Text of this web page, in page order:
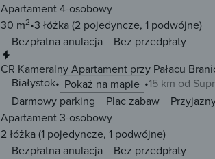
Apartament 4-osobowy
30 m2 3 łóżka(2 pojedyncze, 1 podwójne)
Bezpłatna anulacja
Bez przedpłaty
CR Kameralny Apartament przy Pałacu
Białystok
Pokaż na mapie 15 km od
Darmowy parking Plac zabaw
Apartament 3-osobowy
2 łóżka(1 pojedyncze, 1 podwójne)
Bezpłatna anulacja
Bez przedpłaty